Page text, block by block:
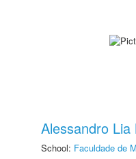
Alessandro Lia
School: Faculdade de